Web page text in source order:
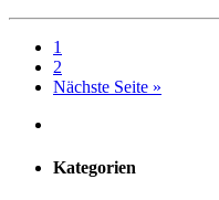
1
2
Nächste Seite »
Kategorien